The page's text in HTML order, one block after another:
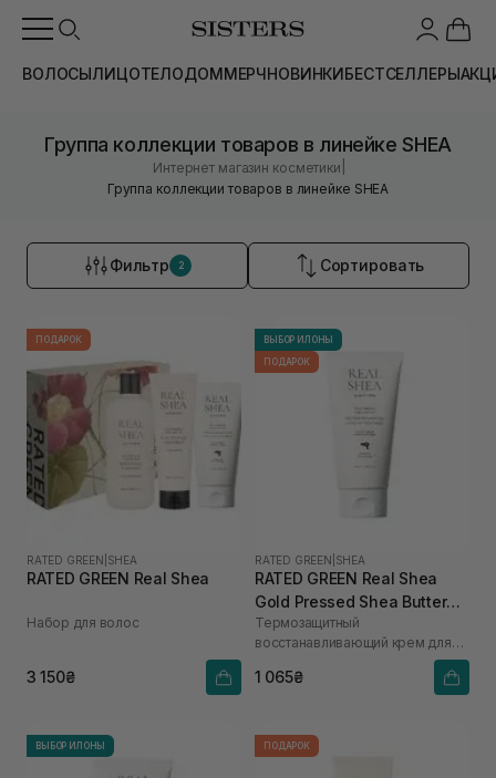
ВОЛОСЫЛИЦОТЕЛОДОММЕРЧНОВИНКИБЕСТСЕЛЛЕРЫ
Группа коллекции товаров в линейке SHEA
Интернет магазин косметики
Группа коллекции товаров в линейке SHEA
Фильтр 2 Сортировать
ПОДАРОК
RATED GREEN SHEA
RATED GREEN Real Shea
Набор для волос
3 150₴
ВЫБОР ИЛОНЫ
ПОДАРОК
RATED GREEN SHEA
RATED GREEN Real Shea
Gold Pressed Shea Butter
Leave-in Treatment 150 мл
Термозащитный
восстанавливающий крем для
1 065₴
ВЫБОР ИЛОНЫ ПОДАРОК